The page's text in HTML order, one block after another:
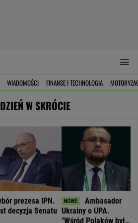
WIADOMOŚCI FINANSE I TECHNOLOGIA
DZIEŃ W SKRÓCIE
prezesa IPN.
decyzja Senatu
Ambasador
Ukrainy o UPA.
"Wśród Polaków było